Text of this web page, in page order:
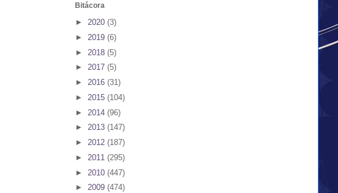
Bitácora
► 2020 (3)
► 2019 (6)
► 2018 (5)
► 2017 (5)
► 2016 (31)
► 2015 (104)
► 2014 (96)
► 2013 (147)
► 2012 (187)
► 2011 (295)
► 2010 (447)
► 2009 (474)